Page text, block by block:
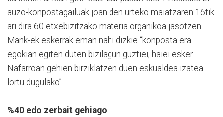
auzo-konpostagailuak joan den urteko maiatzaren 16tik
ari dira 60 etxebizitzako materia organikoa jasotzen.
Mank-ek eskerrak eman nahi dizkie “konposta era
egokian egiten duten bizilagun guztiei, haiei esker
Nafarroan gehien birziklatzen duen eskualdea izatea
lortu dugulako”.
%40 edo zerbait gehiago